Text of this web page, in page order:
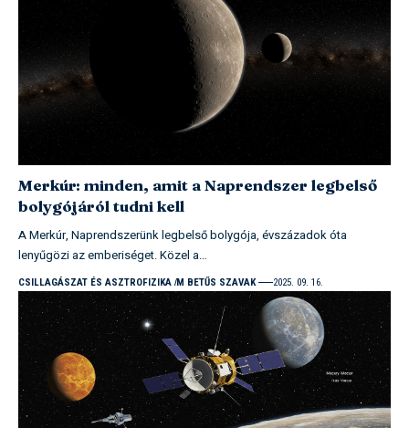
Merkúr: minden, amit a Naprendszer legbelső
bolygójáról tudni kell
A Merkúr, Naprendszerünk legbelső bolygója, évszázadok óta
lenyűgözi az emberiséget. Közel a…
CSILLAGÁSZAT ÉS ASZTROFIZIKA M BETŰS SZAVAK 2025. 09. 16.